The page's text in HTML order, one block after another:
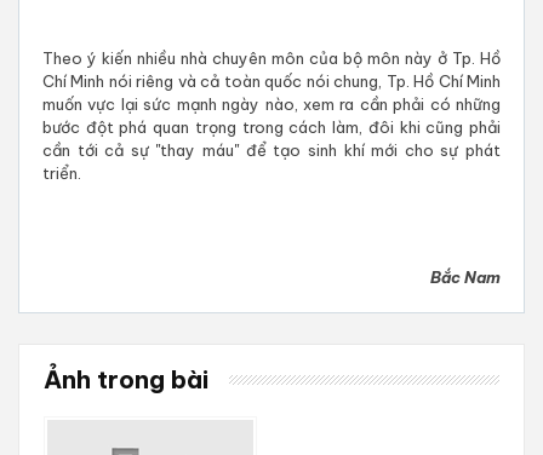
Theo ý kiến nhiều nhà chuyên môn của bộ môn này ở Tp. Hồ
Chí Minh nói riêng và cả toàn quốc nói chung, Tp. Hồ Chí Minh
muốn vực lại sức mạnh ngày nào, xem ra cần phải có những
bước đột phá quan trọng trong cách làm, đôi khi cũng phải
cần tới cả sự "thay máu" để tạo sinh khí mới cho sự phát
triển.
Bắc Nam
Ảnh trong bài